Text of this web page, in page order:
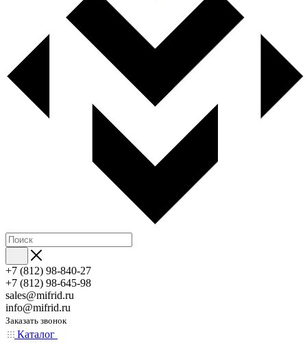
+7 (812) 98-840-27
+7 (812) 98-645-98
sales@mifrid.ru
info@mifrid.ru
Заказать звонок
Каталог